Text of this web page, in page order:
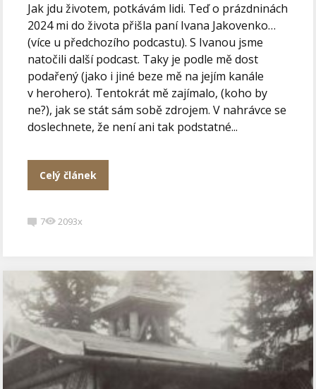
Jak jdu životem, potkávám lidi. Teď o prázdninách
2024 mi do života přišla paní Ivana Jakovenko…
(více u předchozího podcastu). S Ivanou jsme
natočili další podcast. Taky je podle mě dost
podařený (jako i jiné beze mě na jejím kanále
v herohero). Tentokrát mě zajímalo, (koho by
ne?), jak se stát sám sobě zdrojem. V nahrávce se
doslechnete, že není ani tak podstatné...
Celý článek
7 2093x